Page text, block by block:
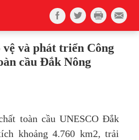
và phát triển Công
cầu Đắk Nông
toàn cầu UNESCO Đắk
khoảng 4.760 km2, trải